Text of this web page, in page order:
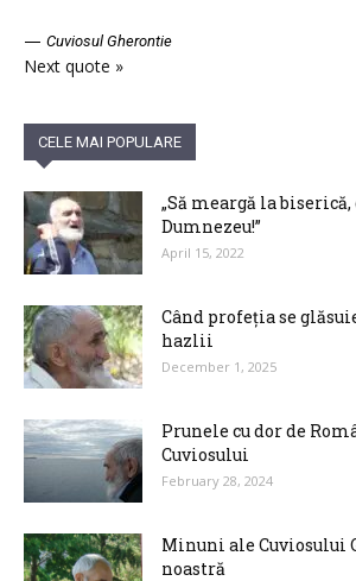
— Cuviosul Gherontie
Next quote »
CELE MAI POPULARE
„Să meargă la
Dumnezeu!”
April 15, 2022
Când profeția se
hazlii
December 1, 2025
Prunele cu dor de
Cuviosului
February 28, 2024
Minuni ale Cuviosului
noastră